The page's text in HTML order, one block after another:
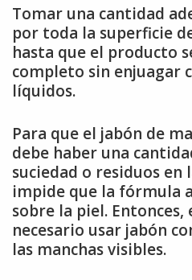
Tomar una cantidad
por toda la superficie
hasta que el producto
completo sin enjuagar
líquidos.
Para que el jabón de
debe haber una
suciedad o residuos en
impide que la fórmula
sobre la piel. Entonces,
necesario usar jabón
las manchas visibles.